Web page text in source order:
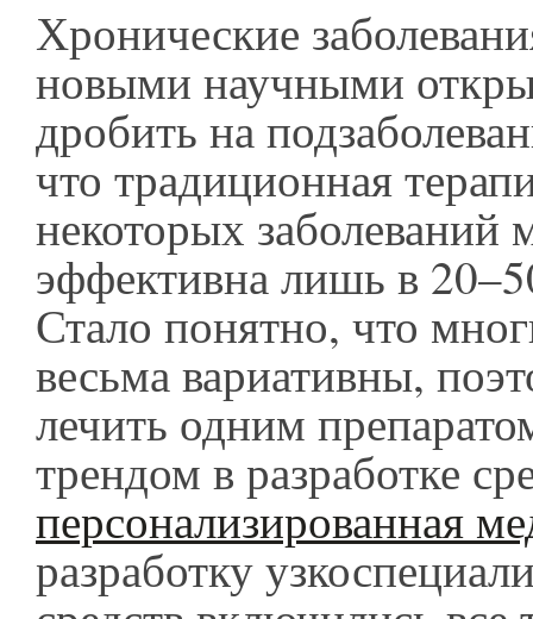
Хронические
новыми научными
дробить на
что традиционная
некоторых заболеваний
эффективна лишь в
Стало понятно, что
весьма вариативны,
лечить одним
трендом в разработке
персонализированная
разработку